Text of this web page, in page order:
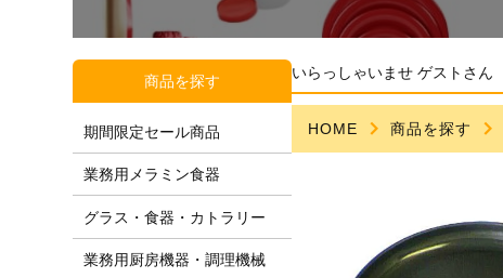
商品を探す
期間限定セール商品
業務用メラミン食器
グラス・食器・カトラリー
業務用厨房機器・調理機械
いらっしゃいませ ゲストさん
HOME 商品を探す